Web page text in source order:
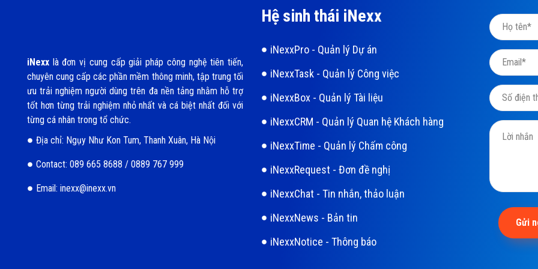
iNexx là đơn vị cung cấp giải pháp công nghệ tiên tiến,
chuyên cung cấp các phần mềm thông minh, tập trung tối
ưu trải nghiệm người dùng trên đa nền tảng nhằm hỗ trợ
tốt hơn từng trải nghiệm nhỏ nhất và cá biệt nhất đối với
từng cá nhân trong tổ chức.
Địa chỉ: Ngụy Như Kon Tum, Thanh Xuân, Hà Nội
Contact: 089 665 8688 / 0889 767 999
Email: inexx@inexx.vn
Hệ sinh thái iNexx
iNexxPro - Quản lý Dự án
iNexxTask - Quản lý Công việc
iNexxBox - Quản lý Tài liệu
iNexxCRM - Quản lý Quan hệ Khách hàng
iNexxTime - Quản lý Chấm công
iNexxRequest - Đơn đề nghị
iNexxChat - Tin nhắn, thảo luận
iNexxNews - Bản tin
iNexxNotice - Thông báo
Gửi